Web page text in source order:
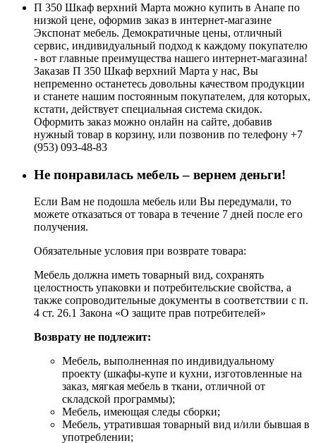
П 350 Шкаф верхний Марта можно купить в Анапе по
низкой цене, оформив заказ в интернет-магазине
Экспонат мебель. Демократичные цены, отличный
сервис, индивидуальный подход к каждому покупателю
- вот главные преимущества нашего интернет-магазина!
Заказав П 350 Шкаф верхний Марта у нас, Вы
непременно останетесь довольны качеством продукции
и станете нашим постоянным покупателем, для которых,
кстати, действует специальная система скидок.
Оформить заказ можно онлайн на сайте, добавив
нужный товар в корзину, или позвонив по телефону +7
(953) 093-48-83
Не понравилась мебель – вернем деньги!
Если Вам не подошла мебель или Вы передумали, то
можете отказаться от товара в течение 7 дней после его
получения.
Обязательные условия при возврате товара:
Мебель должна иметь товарный вид, сохранять
целостность упаковки и потребительские свойства, а
также сопроводительные документы в соответствии с п.
4 ст. 26.1 Закона «О защите прав потребителей»
Возврату не подлежит:
Мебель, выполненная по индивидуальному
проекту (шкафы-купе и кухни, изготовленные на
заказ, мягкая мебель в ткани, отличной от
складской программы);
Мебель, имеющая следы сборки;
Мебель, утратившая товарный вид и/или бывшая в
употреблении;